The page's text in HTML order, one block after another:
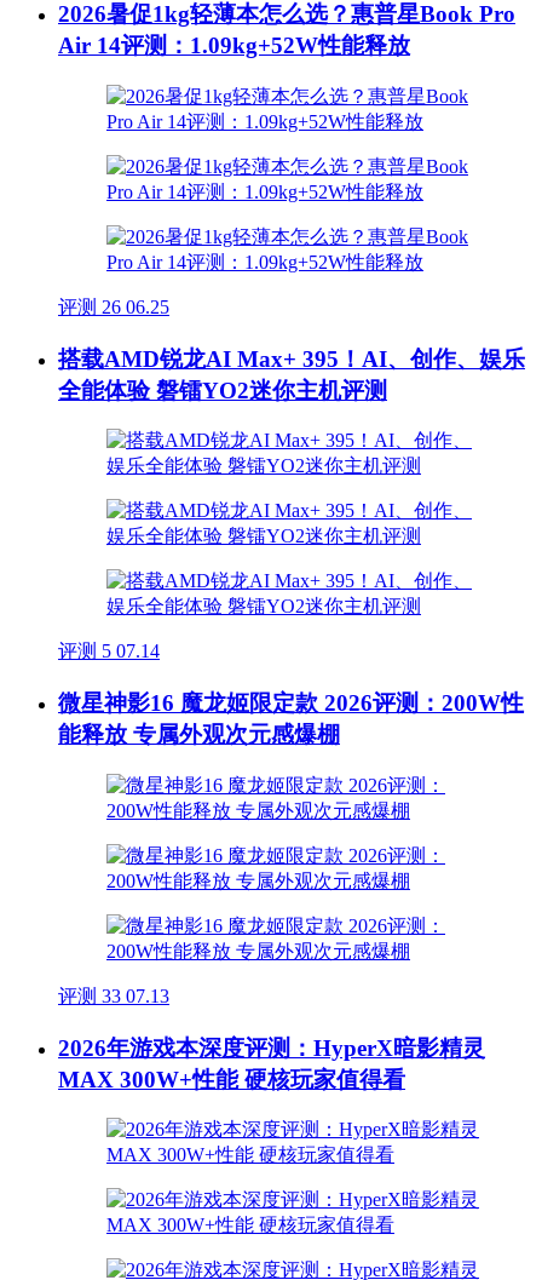
2026暑促1kg轻薄本怎么选？惠普星Book Pro
Air 14评测：1.09kg+52W性能释放
评测 26 06.25
搭载AMD锐龙AI Max+ 395！AI、创作、娱乐
全能体验 磐镭YO2迷你主机评测
评测 5 07.14
微星神影16 魔龙姬限定款 2026评测：200W性
能释放 专属外观次元感爆棚
评测 33 07.13
2026年游戏本深度评测：HyperX暗影精灵
MAX 300W+性能 硬核玩家值得看